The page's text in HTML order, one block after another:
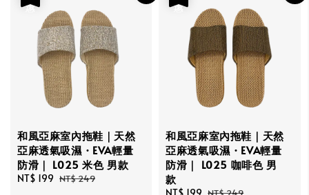
和風亞麻室內拖鞋｜天然
亞麻透氣吸濕・EVA輕量
防滑｜ L025 米色 男款
Sale
NT$ 199 Regular
NT$ 249
和風亞麻室內拖鞋｜天然
亞麻透氣吸濕・EVA輕量
防滑｜ L025 咖啡色 男
款